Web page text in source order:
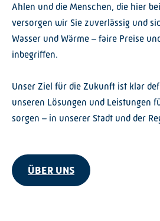
Ahlen und die Menschen, die hier
versorgen wir Sie zuverlässig und
Wasser und Wärme – faire Preise
inbegriffen.
Unser Ziel für die Zukunft ist klar
unseren Lösungen und Leistungen
sorgen – in unserer Stadt und der
ÜBER UNS